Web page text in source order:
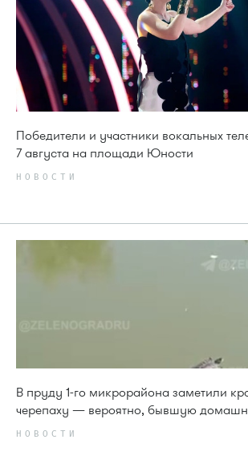
Победители и участники вокальных
7 августа на площади Юности
НОВОСТИ
В пруду 1-го микрорайона заметили
черепаху — вероятно, бывшую
НОВОСТИ